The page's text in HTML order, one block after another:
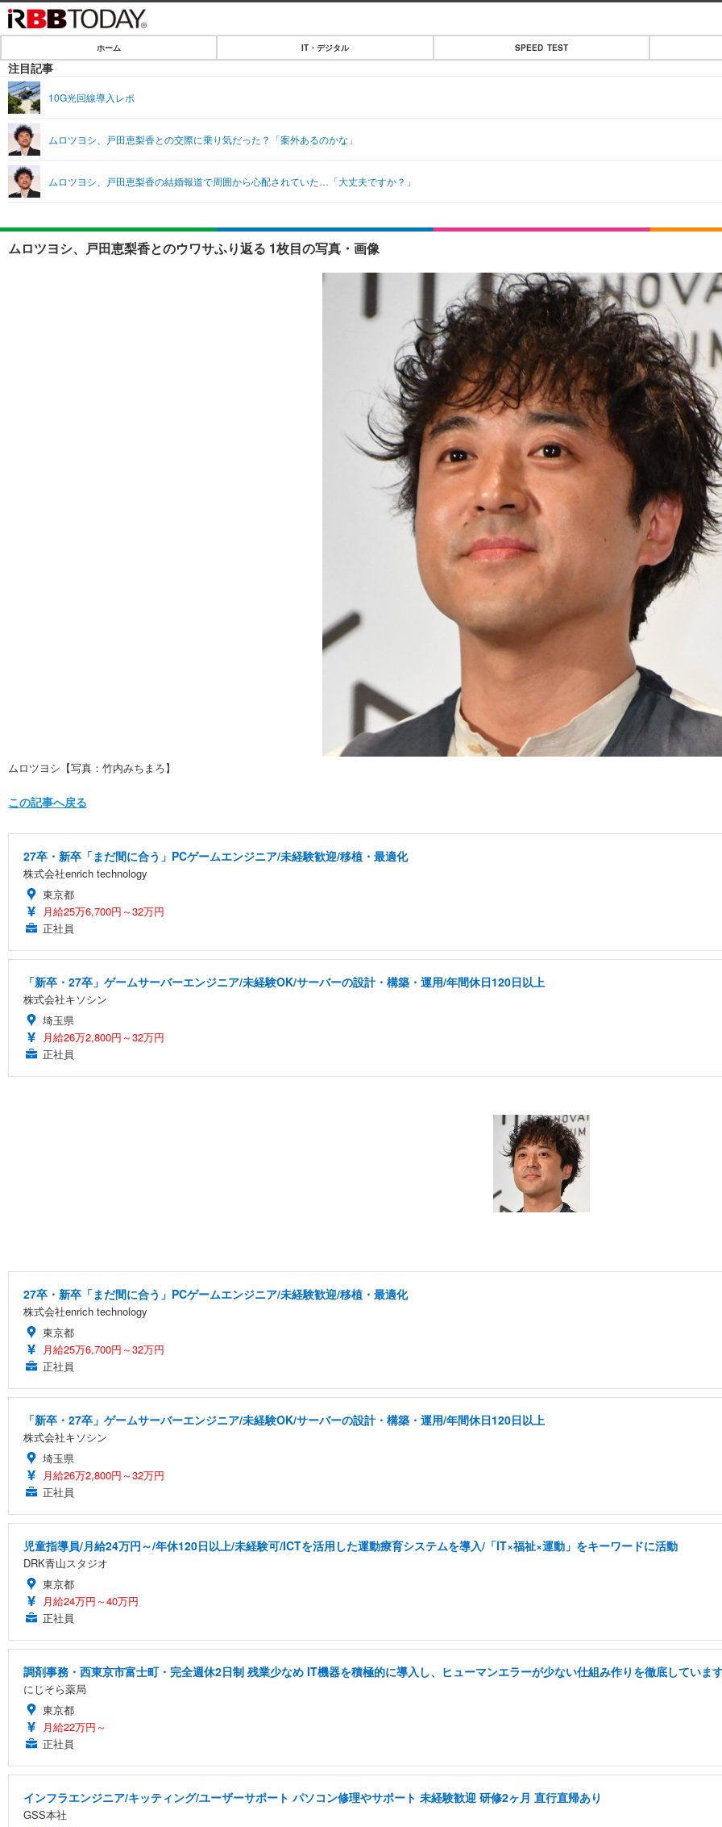
IT・デジタル
ショッピング
SPEED TEST
エンタメ
エンタメTOP
音楽
ライフ
ライフTOP
ペット
リリース一覧
ホーム IT・デジタル SPEED TEST
注目記事
10G光回線導入レポ
ムロツヨシ、戸田恵梨香との交際に乗り気だった？「案外あるのかな」
ムロツヨシ、戸田恵梨香の結婚報道で周囲から心配されていた…「大丈夫ですか？」
ムロツヨシ、戸田恵梨香とのウワサふり返る 1枚目の写真・画像
ムロツヨシ【写真：竹内みちまろ】
この記事へ戻る
27卒・新卒「まだ間に合う」PCゲームエンジニア/未経験歓迎/移植・最適化
株式会社enrich technology
東京都
月給25万6,700円～32万円
正社員
「新卒・27卒」ゲームサーバーエンジニア/未経験OK/サーバーの設計・構築・運用/年間休日120日以上
株式会社キソシン
埼玉県
月給26万2,800円～32万円
正社員
27卒・新卒「まだ間に合う」PCゲームエンジニア/未経験歓迎/移植・最適化
株式会社enrich technology
東京都
月給25万6,700円～32万円
正社員
「新卒・27卒」ゲームサーバーエンジニア/未経験OK/サーバーの設計・構築・運用/年間休日120日以上
株式会社キソシン
埼玉県
月給26万2,800円～32万円
正社員
児童指導員/月給24万円～/年休120日以上/未経験可/ICTを活用した運動療育システムを導入/「IT×福祉×運動」をキーワードに活動
DRK青山スタジオ
東京都
月給24万円～40万円
正社員
調剤事務・西東京市富士町・完全週休2日制 残業少なめ IT機器を積極的に導入し、ヒューマンエラーが少ない仕組み作りを徹底していま
にじそら薬局
東京都
月給22万円～
正社員
インフラエンジニア/キッティング/ユーザーサポート パソコン修理やサポート 未経験歓迎 研修2ヶ月 直行直帰あり
GSS本社